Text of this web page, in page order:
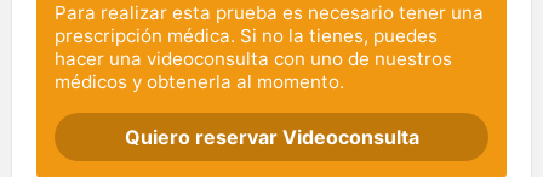
Para realizar esta prueba es necesario tener una
prescripción médica. Si no la tienes, puedes
hacer una videoconsulta con uno de nuestros
médicos y obtenerla al momento.
Quiero reservar Videoconsulta